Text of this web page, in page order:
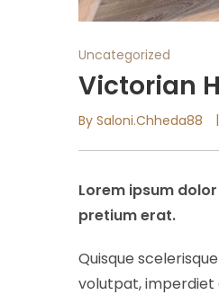
Uncategorized
Victorian
By Saloni.chheda88
Lorem ipsum
pretium erat.
Quisque
volutpat, imperdiet